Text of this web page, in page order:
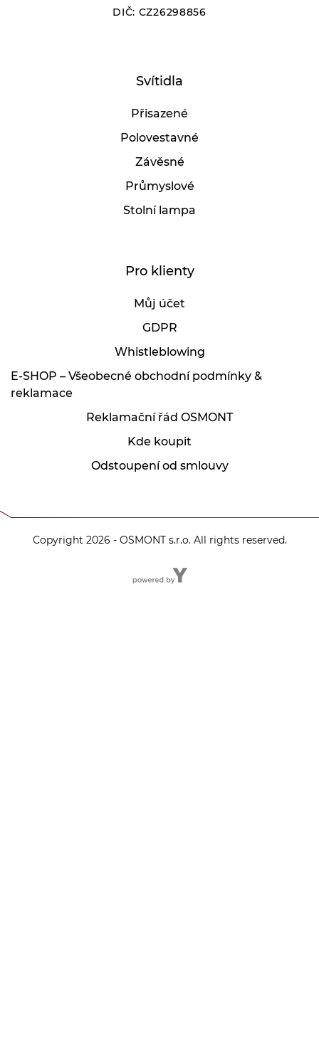
DIČ: CZ26298856
Svítidla
Přisazené
Polovestavné
Závěsné
Průmyslové
Stolní lampa
Pro klienty
Můj účet
GDPR
Whistleblowing
E-SHOP – Všeobecné obchodní podmínky &
reklamace
Reklamační řád OSMONT
Kde koupit
Odstoupení od smlouvy
Copyright 2026 - OSMONT s.r.o. All rights reserved.